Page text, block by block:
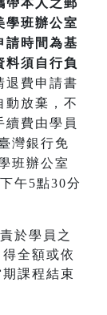
帶本人之郵
學班辦公室
請時間為基
料須自行負
退費申請書
動放棄，不
續費由學員
灣銀行免
班辦公室
午5點30分
於學員之
全額或依
課程結束